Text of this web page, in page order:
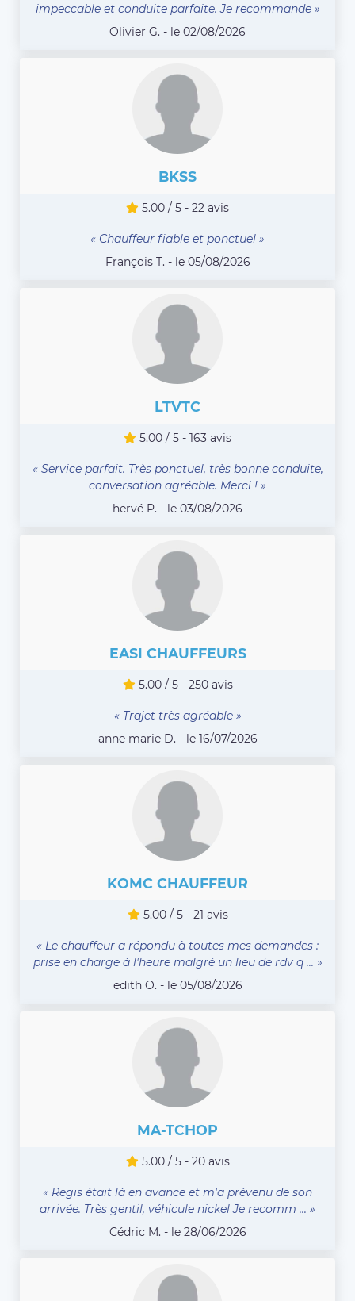
impeccable et conduite parfaite. Je recommande »
Olivier G. - le 02/08/2026
BKSS
5.00 / 5 - 22 avis
« Chauffeur fiable et ponctuel »
François T. - le 05/08/2026
LTVTC
5.00 / 5 - 163 avis
« Service parfait. Très ponctuel, très bonne conduite,
conversation agréable. Merci ! »
hervé P. - le 03/08/2026
EASI CHAUFFEURS
5.00 / 5 - 250 avis
« Trajet très agréable »
anne marie D. - le 16/07/2026
KOMC CHAUFFEUR
5.00 / 5 - 21 avis
« Le chauffeur a répondu à toutes mes demandes :
prise en charge à l'heure malgré un lieu de rdv q ... »
edith O. - le 05/08/2026
MA-TCHOP
5.00 / 5 - 20 avis
« Regis était là en avance et m'a prévenu de son
arrivée. Très gentil, véhicule nickel Je recomm ... »
Cédric M. - le 28/06/2026